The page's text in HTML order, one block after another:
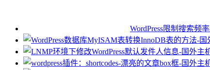
WordPress限制搜索频